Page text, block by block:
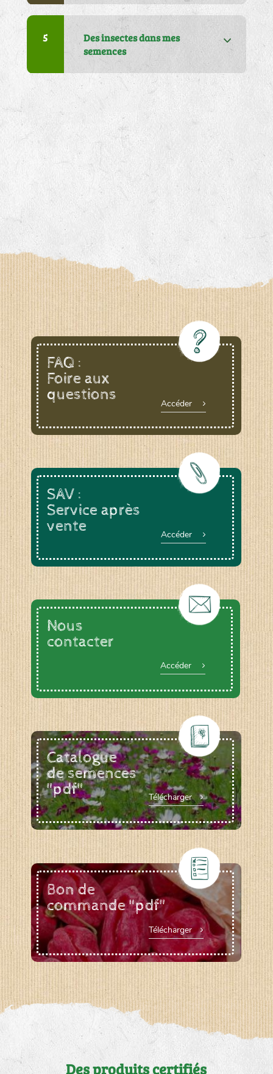
5
Des insectes dans mes
semences
articles dans mon colis
J'ai un problème sur ma
facture
J'attends ma commande, je
ne l'ai pas reçue
FAQ :
Foire aux
questions
Accéder
SAV :
Service après
vente
Accéder
Nous
contacter
Accéder
Catalogue
de semences
"pdf"
Télécharger
Bon de
commande "pdf"
Télécharger
Des produits certifiés